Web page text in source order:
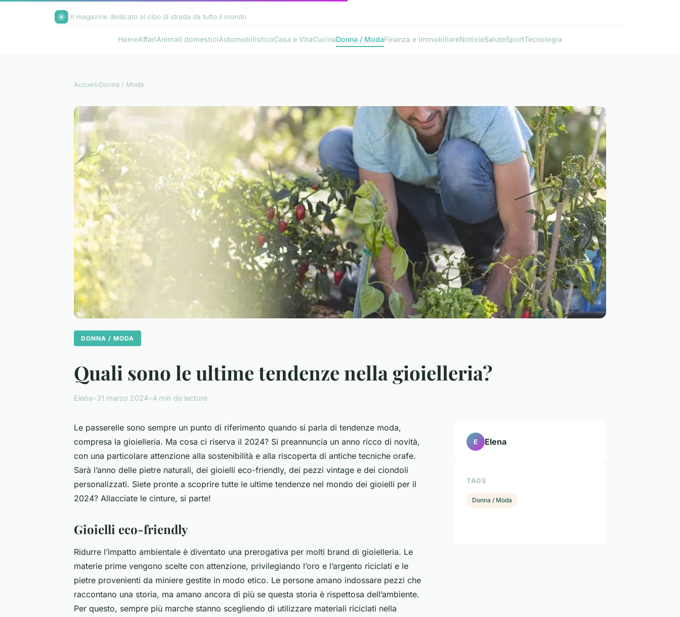
Il magazine dedicato al cibo di strada da tutto il mondo
HomeAffariAnimali domesticiAutomobilisticoCasa e VitaCucinaDonna / ModaFinanza e ImmobiliareNotizieSaluteSportTecnologia
Accueil›Donna / Moda
DONNA / MODA
Quali sono le ultime tendenze nella gioielleria?
Elena•31 marzo 2024•4 min de lecture
Le passerelle sono sempre un punto di riferimento quando si parla di tendenze moda,
compresa la gioielleria. Ma cosa ci riserva il 2024? Si preannuncia un anno ricco di novità,
con una particolare attenzione alla sostenibilità e alla riscoperta di antiche tecniche orafe.
Sarà l’anno delle pietre naturali, dei gioielli eco-friendly, dei pezzi vintage e dei ciondoli
personalizzati. Siete pronte a scoprire tutte le ultime tendenze nel mondo dei gioielli per il
2024? Allacciate le cinture, si parte!
Gioielli eco-friendly
Ridurre l’impatto ambientale è diventato una prerogativa per molti brand di gioielleria. Le
materie prime vengono scelte con attenzione, privilegiando l’oro e l’argento riciclati e le
pietre provenienti da miniere gestite in modo etico. Le persone amano indossare pezzi che
raccontano una storia, ma amano ancora di più se questa storia è rispettosa dell’ambiente.
Per questo, sempre più marche stanno scegliendo di utilizzare materiali riciclati nella
E Elena
TAGS
Donna / Moda